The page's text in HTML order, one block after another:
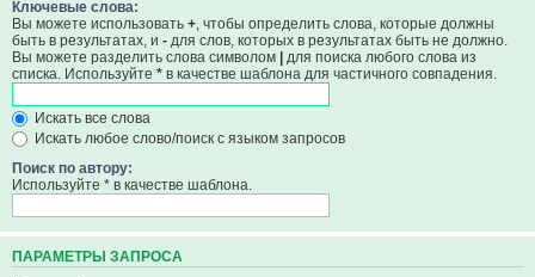
Ключевые слова:
Вы можете использовать + , чтобы определить слова, которые должны
быть в результатах, и - для слов, которых в результатах быть не должно.
Вы можете разделить слова символом | для поиска любого слова из
списка. Используйте * в качестве шаблона для частичного совпадения.
Искать все слова
Искать любое слово/поиск с языком запросов
Поиск по автору:
Используйте * в качестве шаблона.
ПАРАМЕТРЫ ЗАПРОСА